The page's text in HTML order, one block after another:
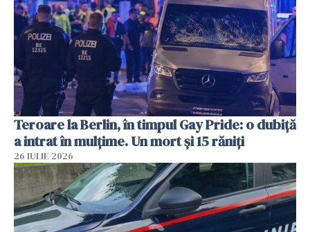
Teroare la Berlin, în timpul Gay Pride: o dubiță
a intrat în mulțime. Un mort și 15 răniți
26 IULIE 2026